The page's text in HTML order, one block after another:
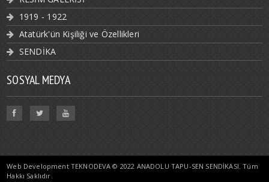
1919 - 1922
Atatürk'ün Kişiliği ve Özellikleri
SENDİKA
SOSYAL MEDYA
Web Development TEKNODEVA © 2022 ANADOLU TAPU-SEN SENDİKASI. Tüm
Hakkı Saklıdır.